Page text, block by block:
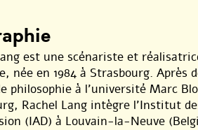
est une scénariste et
née en 1984 à Strasbourg. Après
philosophie à l’université Marc
Rachel Lang intègre l’Institut
(IAD) à Louvain-la-Neuve